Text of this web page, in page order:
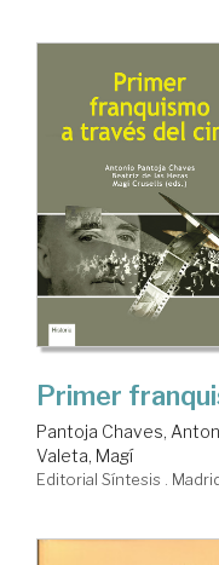
Primer
Pantoja Chaves,
Valeta, Magí
Editorial Síntesis .